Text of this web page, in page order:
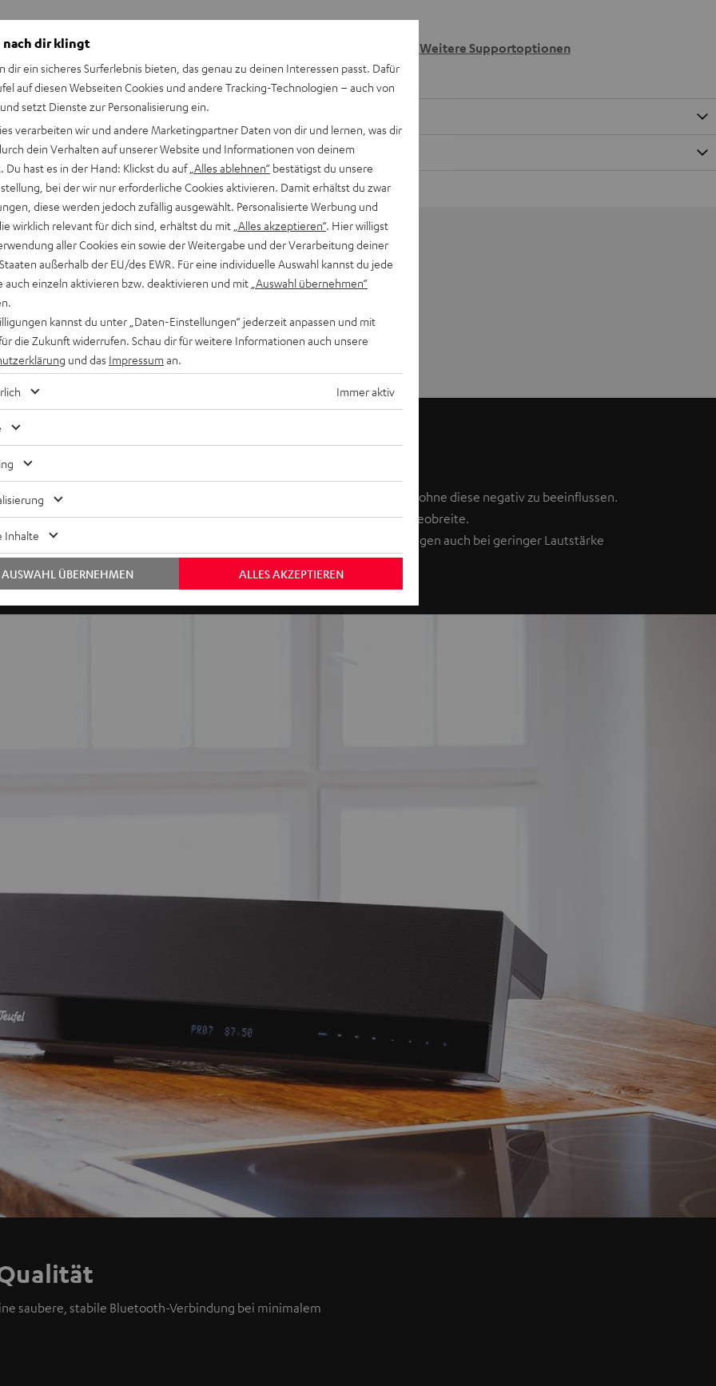
Hier Termin buchen
Weitere Supportoptionen
ein Hörvergnügen der Extraklasse.
beiden Breitbandchassis und können so einen maximalen Hub ausüben, ohne diese negativ zu beeinflussen.
bürgen für direkten, präzisen Klang mit überraschend guter Stereobreite.
auf satte 60 Hz und ermöglichen überragende Bassleistungen auch bei geringer Lautstärke
rauscharme, dynamikstarke Wiedergabe.
Wiedergabe Ihren räumlichen Gegebenheiten an.
saubere, stabile Bluetooth-Verbindung bei minimalem
nach dir klingt
dir ein sicheres Surferlebnis bieten, das genau zu deinen Interessen passt. Dafür
auf diesen Webseiten Cookies und andere Tracking-Technologien – auch von
setzt Dienste zur Personalisierung ein.
verarbeiten wir und andere Marketingpartner Daten von dir und lernen, was dir
dein Verhalten auf unserer Website und Informationen von deinem
Du hast es in der Hand: Klickst du auf „Alles ablehnen“ bestätigst du unsere
bei der wir nur erforderliche Cookies aktivieren. Damit erhältst du zwar
diese werden jedoch zufällig ausgewählt. Personalisierte Werbung und
wirklich relevant für dich sind, erhältst du mit „Alles akzeptieren“. Hier willigst
aller Cookies ein sowie der Weitergabe und der Verarbeitung deiner
außerhalb der EU/des EWR. Für eine individuelle Auswahl kannst du jede
auch einzeln aktivieren bzw. deaktivieren und mit „Auswahl übernehmen“
kannst du unter „Daten-Einstellungen“ jederzeit anpassen und mit
die Zukunft widerrufen. Schau dir für weitere Informationen auch unsere
und das Impressum an.
Immer aktiv
Inhalte
ALLES AKZEPTIEREN
AUSWAHL ÜBERNEHMEN